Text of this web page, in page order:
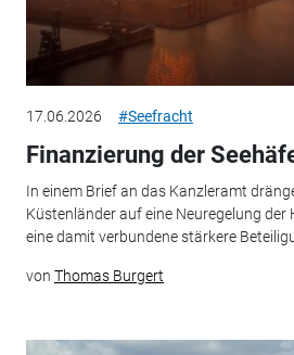
17.06.2026 #Seefracht
Finanzierung der
In einem Brief an das Kanzleramt
Küstenländer auf eine Neuregelung
eine damit verbundene stärkere
von Thomas Burgert